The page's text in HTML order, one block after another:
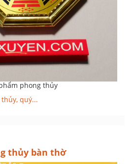
phong thủy
quý...
thủy bàn thờ